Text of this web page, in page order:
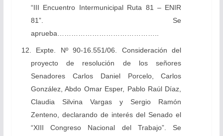
“III Encuentro Intermunicipal Ruta 81 – ENIR
81”. Se
aprueba……………………………………..
12. Expte. Nº 90-16.551/06. Consideración del
proyecto de resolución de los señores
Senadores Carlos Daniel Porcelo, Carlos
González, Abdo Omar Esper, Pablo Raúl Díaz,
Claudia Silvina Vargas y Sergio Ramón
Zenteno, declarando de interés del Senado el
“XIII Congreso Nacional del Trabajo”. Se